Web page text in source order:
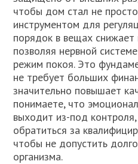
чтобы дом стал не
инструментом для
порядок в вещах снижает
позволяя нервной
режим покоя. Это
не требует больших
значительно повышает
понимаете, что
выходит из-под
обратиться за
чтобы не допустить
организма.